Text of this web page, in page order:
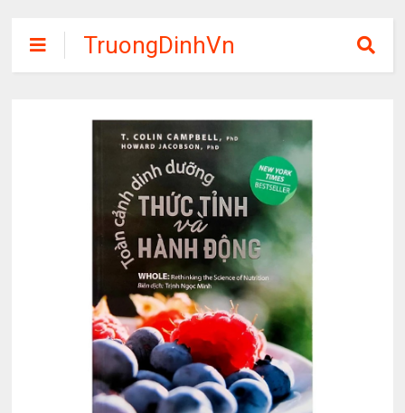
TruongDinhVn
Chia sẽ ebook,
phần mềm học
tập miễn phí